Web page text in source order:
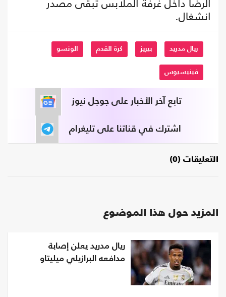
انشغال.
ريال مدريد بيريز كرة القدم الونسو
فينيسيوس
تابع آخر الأخبار على جوجل نيوز
اشترك في قناتنا على تليغرام
التعليقات (0)
المزيد حول هذا الموضوع
ريال مدريد يعلن إصابة
مدافعه البرازيلي ميليتاو